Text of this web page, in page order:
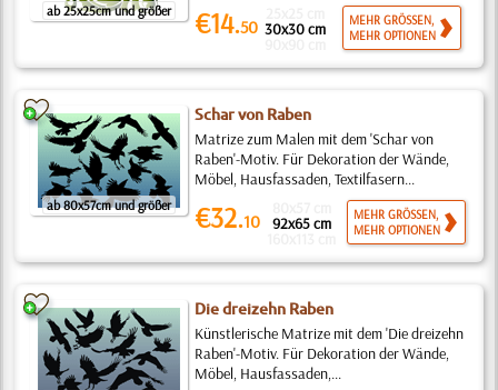
ab 25x25cm und größer €14.50 30x30 cm
MEHR GRÖSSEN,
MEHR OPTIONEN
ab 80x57cm und größer
Schar von Raben
Matrize zum Malen mit dem 'Schar von
Raben'-Motiv. Für Dekoration der Wände,
Möbel, Hausfassaden, Textilfasern...
€32.10 92x65 cm
MEHR GRÖSSEN,
MEHR OPTIONEN
Die dreizehn Raben
Künstlerische Matrize mit dem 'Die dreizehn
Raben'-Motiv. Für Dekoration der Wände,
Möbel, Hausfassaden,...